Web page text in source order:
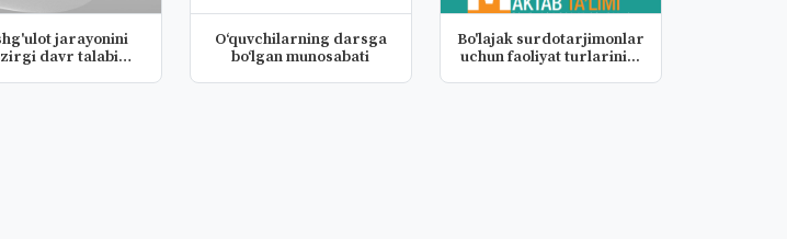
jarayonini
davr talabi
O‘quvchilarning darsga
bo‘lgan munosabati
Bo'lajak surdotarjimonlar
uchun faoliyat turlarini...